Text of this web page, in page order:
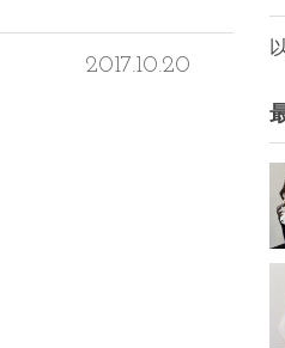
2017.10.20